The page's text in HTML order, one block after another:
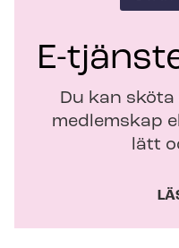
e
r
E-
Du kan
medlemskap
lätt